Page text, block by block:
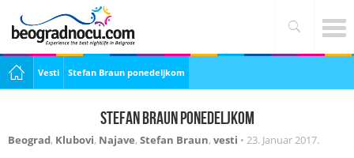
Vesti Stefan Braun ponedeljkom
Stefan Braun ponedeljkom
Beograd, Klubovi, Najave, Stefan Braun, vesti • 23. Januar 2017.